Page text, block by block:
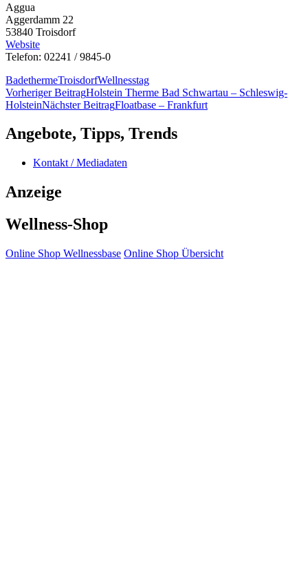
Aggua
Aggerdamm 22
53840 Troisdorf
Website
Telefon: 02241 / 9845-0
BadethermeTroisdorfWellnesstag
Beitragsnavigation
Vorheriger BeitragHolstein Therme Bad Schwartau – Schleswig-
HolsteinNächster BeitragFloatbase – Frankfurt
Angebote, Tipps, Trends
Kontakt / Mediadaten
Anzeige
Wellness-Shop
Online Shop Wellnessbase Online Shop Übersicht